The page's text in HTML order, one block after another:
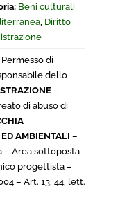
Beni culturali
, Diritto
di
dello
–
di abuso di
AMBIENTALI –
– Area sottoposta
progettista –
– Art. 13, 44, lett.